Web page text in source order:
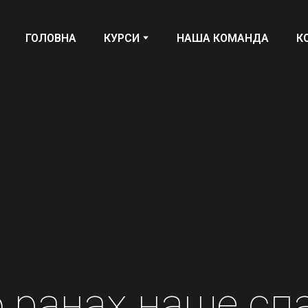
ГОЛОВНА КУРСИ НАША КОМАНДА